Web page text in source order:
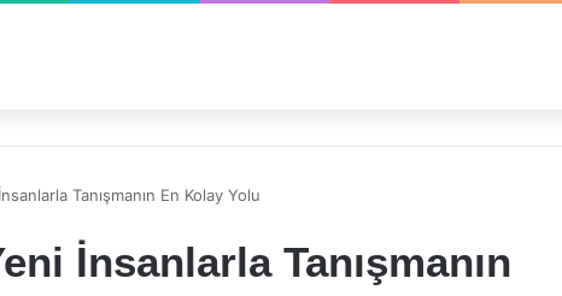
Tanışmanın En Kolay Yolu
İnsanlarla Tanışmanın